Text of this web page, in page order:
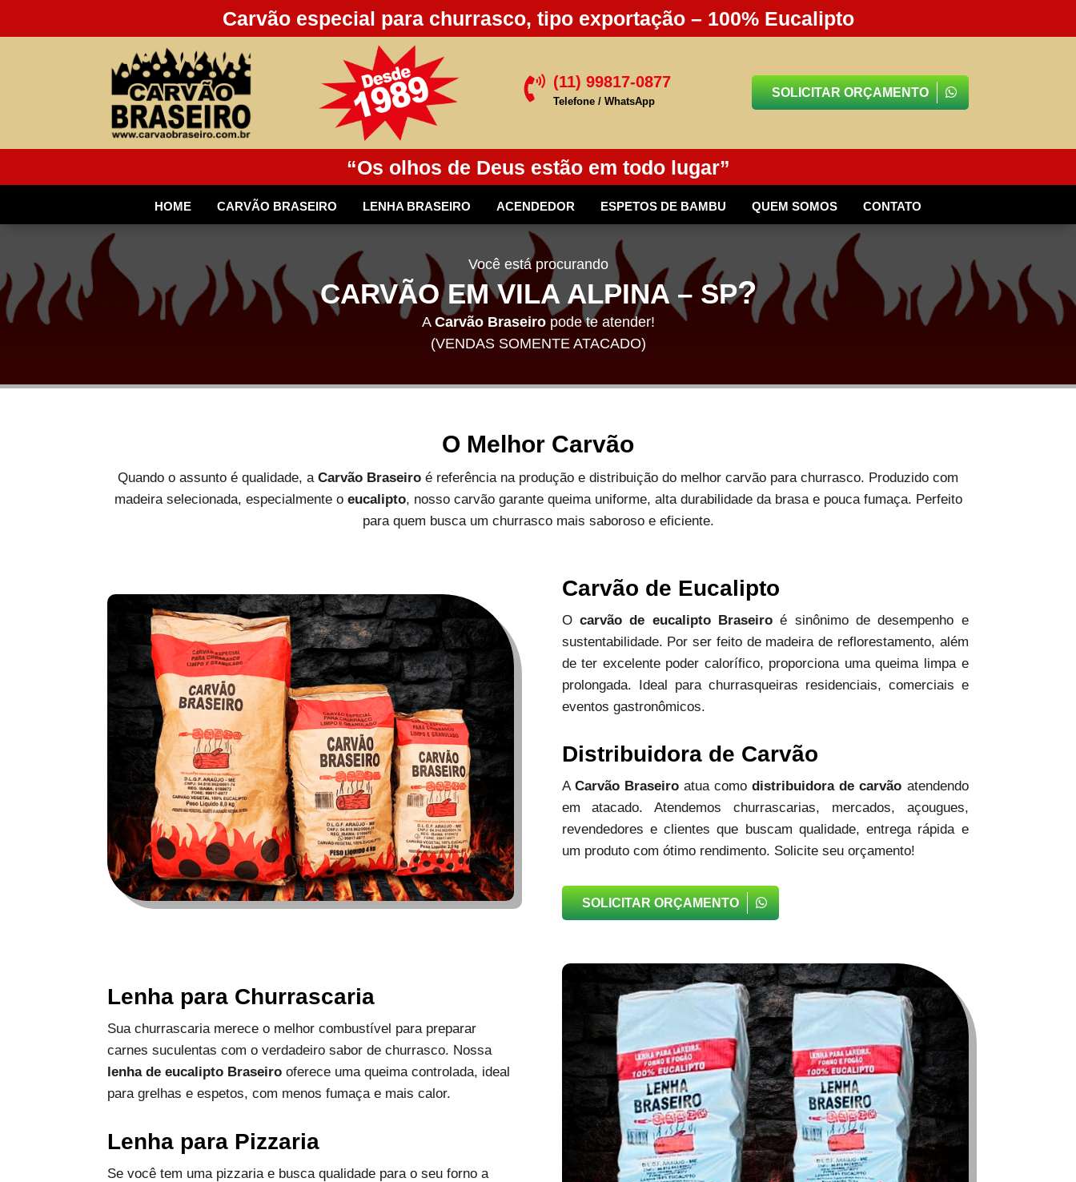
Carvão especial para churrasco, tipo exportação – 100% Eucalipto
 (11) 99817-0877
Telefone / WhatsApp
SOLICITAR ORÇAMENTO
“Os olhos de Deus estão em todo lugar”
HOME CARVÃO BRASEIRO LENHA BRASEIRO ACENDEDOR ESPETOS DE BAMBU QUEM SOMOS CONTATO
Você está procurando
CARVÃO EM VILA ALPINA – SP?
A Carvão Braseiropode te atender!
(VENDAS SOMENTE ATACADO)
O Melhor Carvão
Quando o assunto é qualidade, a Carvão Braseiro é referência na produção e distribuição do melhor carvão para churrasco. Produzido com
madeira selecionada, especialmente o eucalipto, nosso carvão garante queima uniforme, alta durabilidade da brasa e pouca fumaça. Perfeito
para quem busca um churrasco mais saboroso e eficiente.
Carvão de Eucalipto
O carvão de eucalipto Braseiroé sinônimo de desempenho e
sustentabilidade. Por ser feito de madeira de reflorestamento, além
de ter excelente poder calorífico, proporciona uma queima limpa e
prolongada. Ideal para churrasqueiras residenciais, comerciais e
eventos gastronômicos.
Distribuidora de Carvão
A Carvão Braseiroatua comodistribuidora de carvão atendendo
em atacado. Atendemos churrascarias, mercados, açougues,
revendedores e clientes que buscam qualidade, entrega rápida e
um produto com ótimo rendimento. Solicite seu orçamento!
SOLICITAR ORÇAMENTO
Lenha para Churrascaria
Sua churrascaria merece o melhor combustível para preparar
carnes suculentas com o verdadeiro sabor de churrasco. Nossa
lenha de eucalipto Braseiro oferece uma queima controlada, ideal
para grelhas e espetos, com menos fumaça e mais calor.
Lenha para Pizzaria
Se você tem uma pizzaria e busca qualidade para o seu forno a